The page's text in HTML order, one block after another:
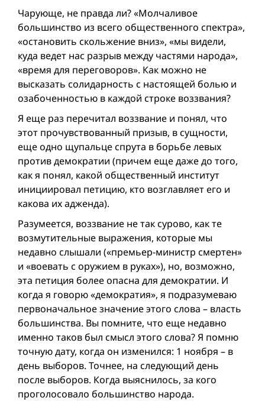
Чарующе, не правда ли? «Молчаливое
большинство из всего общественного спектра»,
«остановить скольжение вниз», «мы видели,
куда ведет нас разрыв между частями народа»,
«время для переговоров». Как можно не
высказать солидарность с настоящей болью и
озабоченностью в каждой строке воззвания?
Я еще раз перечитал воззвание и понял, что
этот прочувствованный призыв, в сущности,
еще однo щупальцe спрута в борьбе левых
против демократии (причем еще даже до того,
как я понял, какой общественный институт
инициировал петицию, кто возглавляет его и
какова их адженда).
Разумеется, воззвание не так сурово, как те
возмутительные выражения, которые мы
недавно слышали («премьер-министр смертен»
и «воевать с оружием в руках»), но, возможно,
эта петиция более опасна для демократии. И
когда я говорю «демократия», я подразумеваю
первоначальное значение этого слова – власть
большинства. Вы помните, что еще недавно
именно таков был смысл этого слова? Я помню
точную дату, когда он изменился: 1 ноября – в
день выборов. Точнее, на следующий день
после выборов. Когда выяснилось, за кого
проголосовало большинство народа.